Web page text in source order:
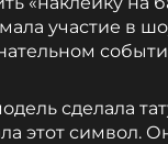
участие в
сделала
этот символ.